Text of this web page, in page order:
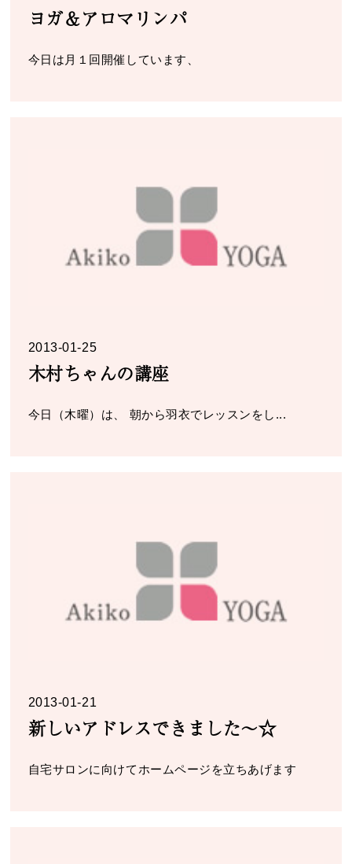
ヨガ＆アロマリンパ
今日は月１回開催しています、
2013-01-25
木村ちゃんの講座
今日（木曜）は、 朝から羽衣でレッスンをし...
2013-01-21
新しいアドレスできました～☆
自宅サロンに向けてホームページを立ちあげます